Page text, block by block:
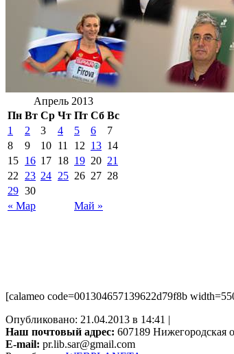
Апрель 2013
Пн Вт Ср Чт Пт Сб Вс
« Мар Май »
1 2 3 4 5 6
7
8
9 10 11 12 13 14
15 16 17 18 19 20 21
22
23 24 25 26 27 28
29 30
[calameo code=001304657139622d79f8b
Опубликовано: 21.04.2013 в 14:41 |
Наш почтовый адрес: 607189 Нижегородская
E-mail: pr.lib.sar@gmail.com